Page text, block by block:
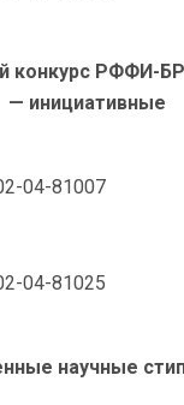
конкурс РФФИ-
— инициативные
04-81007
04-81025
научные